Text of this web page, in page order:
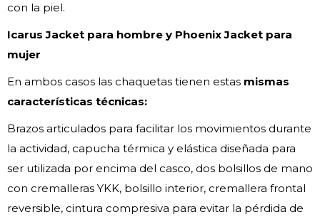
con la piel.
Icarus Jacket para hombre y Phoenix Jacket para
mujer
En ambos casos las chaquetas tienen estas mismas
características técnicas:
Brazos articulados para facilitar los movimientos durante
la actividad, capucha térmica y elástica diseñada para
ser utilizada por encima del casco, dos bolsillos de mano
con cremalleras YKK, bolsillo interior, cremallera frontal
reversible, cintura compresiva para evitar la pérdida de